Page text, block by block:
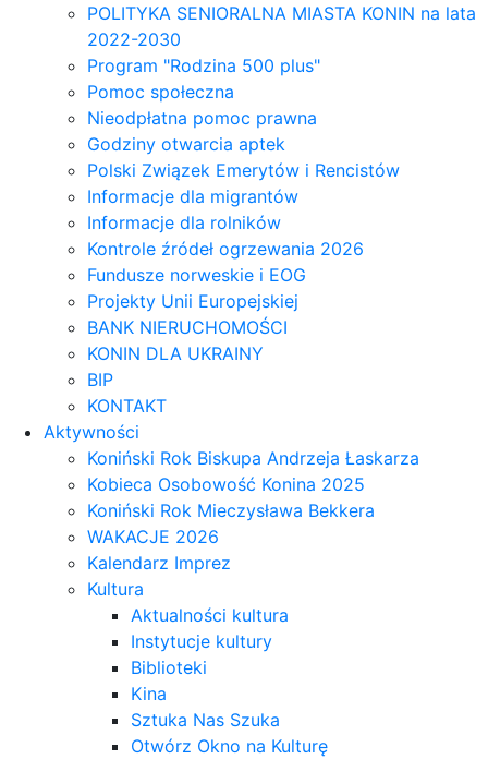
POLITYKA SENIORALNA MIASTA KONIN na lata
2022-2030
Program "Rodzina 500 plus"
Pomoc społeczna
Nieodpłatna pomoc prawna
Godziny otwarcia aptek
Polski Związek Emerytów i Rencistów
Informacje dla migrantów
Informacje dla rolników
Kontrole źródeł ogrzewania 2026
Fundusze norweskie i EOG
Projekty Unii Europejskiej
BANK NIERUCHOMOŚCI
KONIN DLA UKRAINY
BIP
KONTAKT
Aktywności
Koniński Rok Biskupa Andrzeja Łaskarza
Kobieca Osobowość Konina 2025
Koniński Rok Mieczysława Bekkera
WAKACJE 2026
Kalendarz Imprez
Kultura
Aktualności kultura
Instytucje kultury
Biblioteki
Kina
Sztuka Nas Szuka
Otwórz Okno na Kulturę